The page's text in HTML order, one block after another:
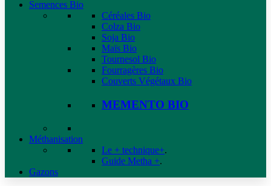
Semences Bio
Céréales Bio
Colza Bio
Soja Bio
Maïs Bio
Tournesol Bio
Fourragères Bio
Couverts Végétaux Bio
MEMENTO BIO
Méthanisation
Le + technique+.
Guide Metha +.
Gazons